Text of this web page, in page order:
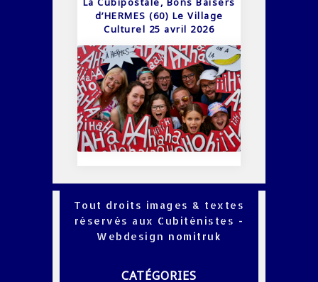
d’HERMES (60) Le Village
Culturel 25 avril 2026
Tout droits images & textes
réservés aux Cubiténistes -
Webdesign nomitruk
CATÉGORIES